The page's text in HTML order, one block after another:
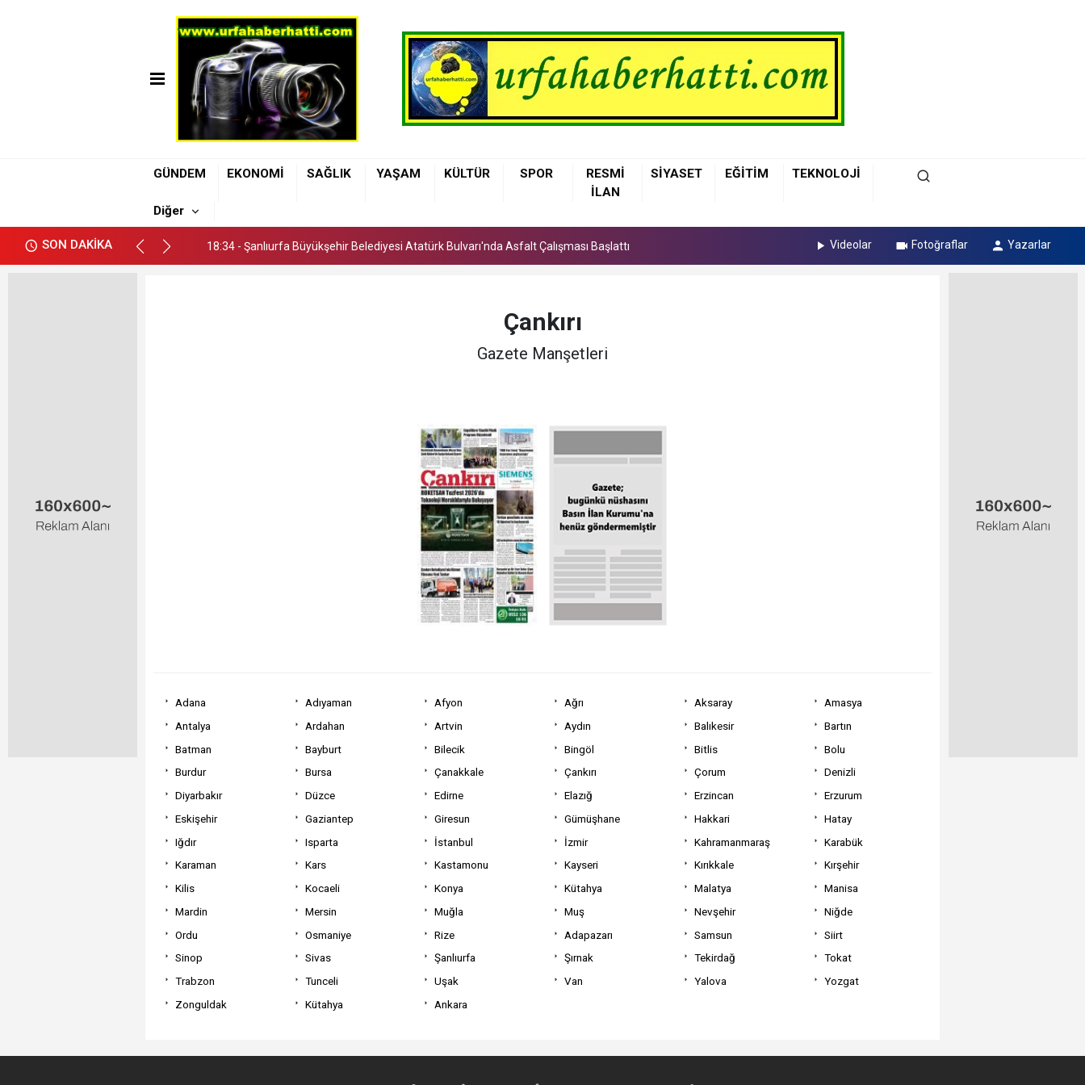
GÜNDEM EKONOMİ SAĞLIK YAŞAM KÜLTÜR SPOR
RESMİ
İLAN
SİYASET EĞİTİM TEKNOLOJİ
Diğer
SON DAKİKA
18:44 - Evren Sanayi Sitesi Katlı Köprülü Kavşağının Yapımı Tamamlandı
18:34 - Şanlıurfa Büyükşehir Belediyesi Atatürk Bulvarı'nda Asfalt Çalışması Başlattı Videolar Fotoğraflar Yazarlar
Çankırı
Gazete Manşetleri
Adana Adıyaman Afyon Ağrı Aksaray
Amasya
Antalya
Ardahan Artvin Aydın Balıkesir
Bartın
Batman
Bayburt Bilecik Bingöl Bitlis
Bolu
Burdur
Bursa Çanakkale Çankırı Çorum
Denizli
Diyarbakır
Düzce Edirne Elazığ Erzincan
Erzurum
Eskişehir
Gaziantep Giresun Gümüşhane Hakkari
Hatay
Iğdır
Isparta İstanbul İzmir Kahramanmaraş
Karabük
Karaman
Kars Kastamonu Kayseri Kırıkkale
Kırşehir
Kilis
Kocaeli Konya Kütahya Malatya
Manisa
Mardin
Mersin Muğla Muş Nevşehir
Niğde
Ordu
Osmaniye Rize Adapazarı Samsun
Siirt
Sinop
Sivas Şanlıurfa Şırnak Tekirdağ
Tokat
Trabzon
Tunceli Uşak Van Yalova
Yozgat
Zonguldak
Kütahya Ankara